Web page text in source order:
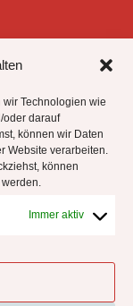
Technologien wie
oder darauf
können wir Daten
Website verarbeiten.
können
Immer aktiv